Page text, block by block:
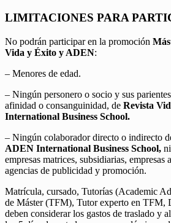
LIMITACIONES PARA
No podrán participar en la promoción
Vida y Éxito y ADEN:
– Menores de edad.
– Ningún personero o socio y sus
afinidad o consanguinidad, de Revista
International Business School.
– Ningún colaborador directo o indirecto
ADEN International Business School,
empresas matrices, subsidiarias,
agencias de publicidad y promoción.
Matrícula, cursado, Tutorías (Academic
de Máster (TFM), Tutor experto en TFM,
deben considerar los gastos de traslado y